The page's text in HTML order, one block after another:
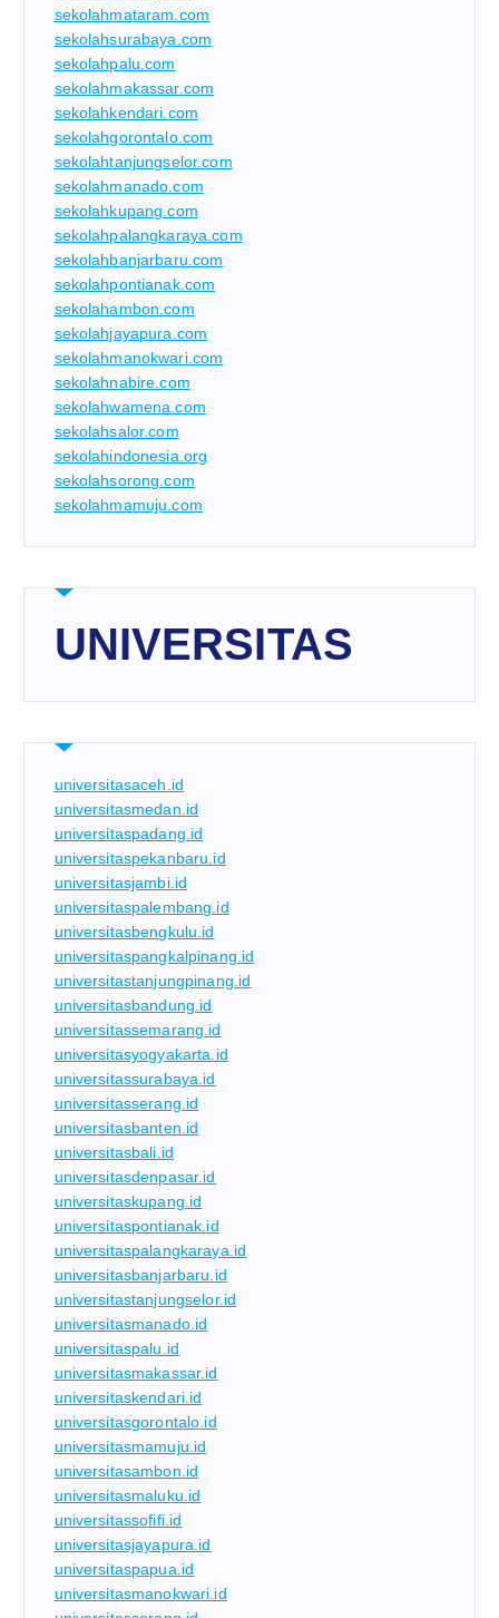
sekolahmataram.com
sekolahsurabaya.com
sekolahpalu.com
sekolahmakassar.com
sekolahkendari.com
sekolahgorontalo.com
sekolahtanjungselor.com
sekolahmanado.com
sekolahkupang.com
sekolahpalangkaraya.com
sekolahbanjarbaru.com
sekolahpontianak.com
sekolahambon.com
sekolahjayapura.com
sekolahmanokwari.com
sekolahnabire.com
sekolahwamena.com
sekolahsalor.com
sekolahindonesia.org
sekolahsorong.com
sekolahmamuju.com
UNIVERSITAS
universitasaceh.id
universitasmedan.id
universitaspadang.id
universitaspekanbaru.id
universitasjambi.id
universitaspalembang.id
universitasbengkulu.id
universitaspangkalpinang.id
universitastanjungpinang.id
universitasbandung.id
universitassemarang.id
universitasyogyakarta.id
universitassurabaya.id
universitasserang.id
universitasbanten.id
universitasbali.id
universitasdenpasar.id
universitaskupang.id
universitaspontianak.id
universitaspalangkaraya.id
universitasbanjarbaru.id
universitastanjungselor.id
universitasmanado.id
universitaspalu.id
universitasmakassar.id
universitaskendari.id
universitasgorontalo.id
universitasmamuju.id
universitasambon.id
universitasmaluku.id
universitassofifi.id
universitasjayapura.id
universitaspapua.id
universitasmanokwari.id